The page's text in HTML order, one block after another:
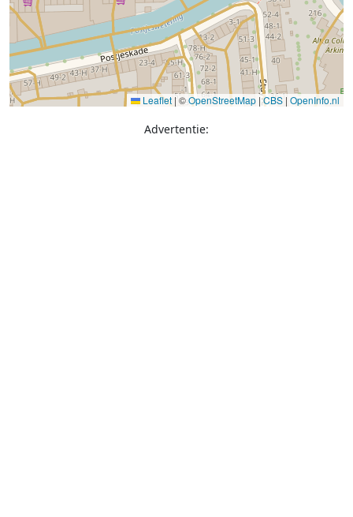
Leaflet | ©OpenStreetMap |CBS | OpenInfo.nl
Advertentie: